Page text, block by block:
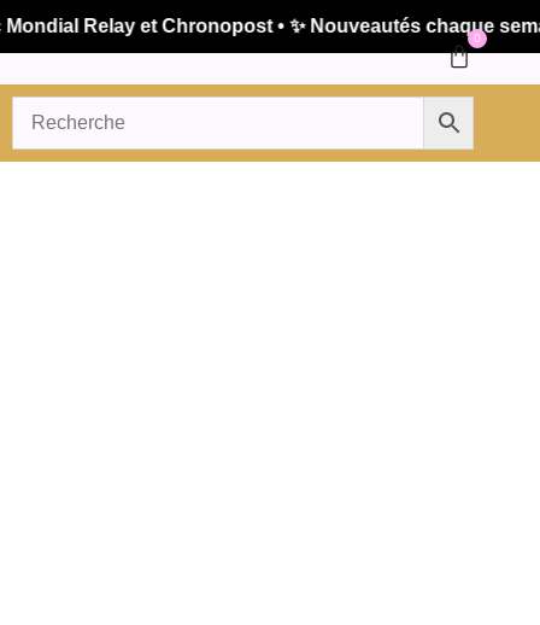
Relay et Chronopost • ✨ Nouveautés chaque
0